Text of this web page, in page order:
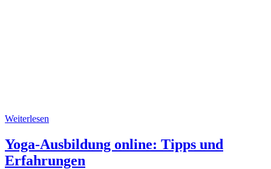
Weiterlesen
Yoga-Ausbildung online: Tipps und
Erfahrungen